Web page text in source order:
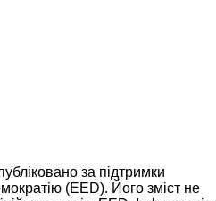
за підтримки
(EED). Його зміст не